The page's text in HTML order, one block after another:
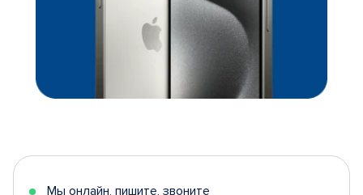
Мы онлайн, пишите, звоните